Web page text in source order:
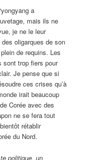
a
mais ils ne
je ne le leur
oligarques de son
de requins. Les
sont trop fiers pour
Je pense que si
ces crises qu’à
irait beaucoup
Corée avec des
ne se fera tout
rétablir
du Nord.
politique, un